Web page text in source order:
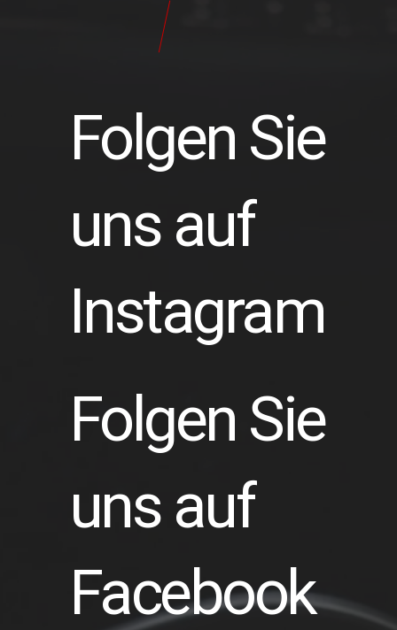
Folgen Sie
uns auf
Instagram
Folgen Sie
uns auf
Facebook